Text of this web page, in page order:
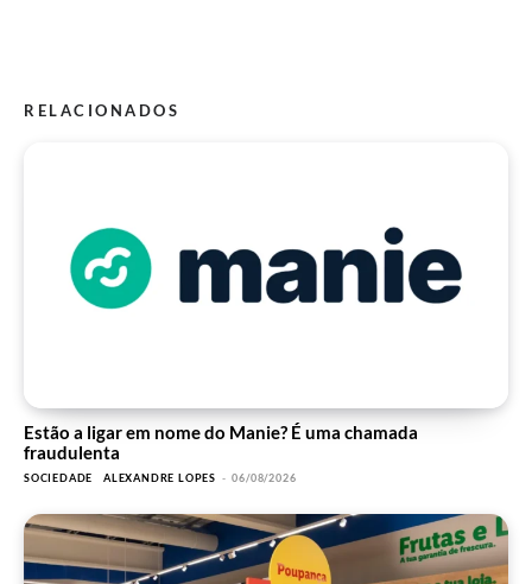
RELACIONADOS
Estão a ligar em nome do Manie? É uma chamada
fraudulenta
SOCIEDADE ALEXANDRE LOPES - 06/08/2026